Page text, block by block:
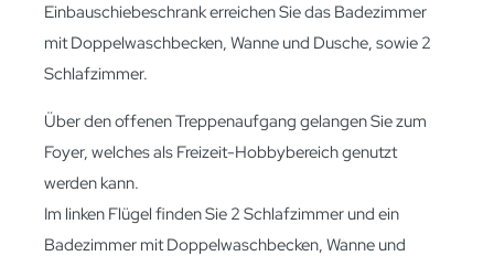
Einbauschiebeschrank erreichen Sie das Badezimmer
mit Doppelwaschbecken, Wanne und Dusche, sowie 2
Schlafzimmer.
Über den offenen Treppenaufgang gelangen Sie zum
Foyer, welches als Freizeit-Hobbybereich genutzt
werden kann.
Im linken Flügel finden Sie 2 Schlafzimmer und ein
Badezimmer mit Doppelwaschbecken, Wanne und